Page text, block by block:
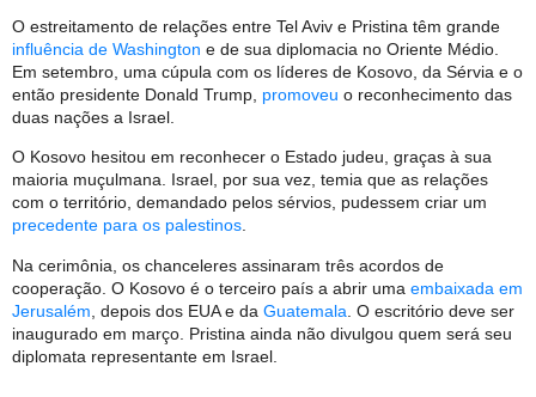
O estreitamento de relações entre Tel Aviv e Pristina têm grande
influência de Washington e de sua diplomacia no Oriente Médio.
Em setembro, uma cúpula com os líderes de Kosovo, da Sérvia e o
então presidente Donald Trump, promoveu o reconhecimento das
duas nações a Israel.
O Kosovo hesitou em reconhecer o Estado judeu, graças à sua
maioria muçulmana. Israel, por sua vez, temia que as relações
com o território, demandado pelos sérvios, pudessem criar um
precedente para os palestinos.
Na cerimônia, os chanceleres assinaram três acordos de
cooperação. O Kosovo é o terceiro país a abrir uma embaixada em
Jerusalém , depois dos EUA e da Guatemala . O escritório deve ser
inaugurado em março. Pristina ainda não divulgou quem será seu
diplomata representante em Israel.